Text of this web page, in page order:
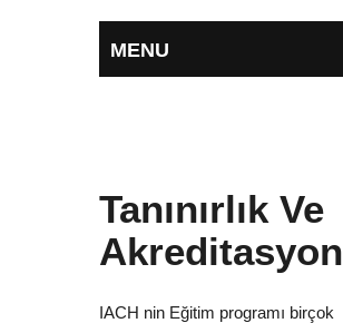
Tanınırlık Ve
Akreditasyon
IACH nin Eğitim programı birçok